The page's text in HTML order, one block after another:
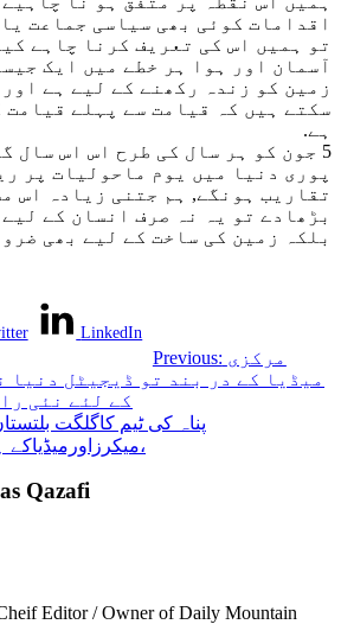
اقدامات کوئی بھی سیاسی جماعت
تو ہمیں اس کی تعریف کرنا چاہے
آسمان اور ہوا ہر خطے میں ایک
زمین کو زندہ رکھنے کے لیے ہے اور
سکتے ہیں کہ قیامت سے پہلے قیامت
ہے.
5 جون کو ہر سال کی طرح اس اس سال
پوری دنیا میں یوم ماحولیات پر
تقاریب ہونگے, ہم جتنی زیادہ اس
بڑھادے تو یہ نہ صرف انسان کے
بلکہ زمین کی ساخت کے لیے بھی
LinkedIn
Previous:
میڈیا کے در بند تو ڈیجیٹل دنیا
کے لئے نئی
میکرزاورمیڈیاکے ہمراہ آگہی مہم کاآغاز،
Qazafi
Editor / Owner of Daily Mountain